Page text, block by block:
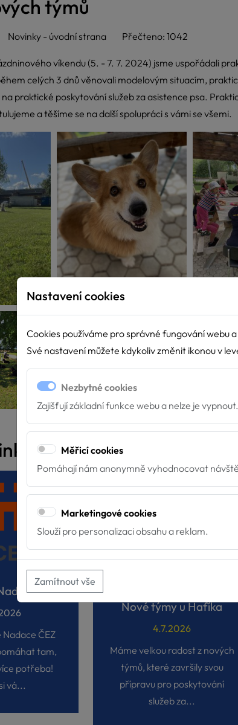
týmů
Novinky - úvodní strana Přečteno: 1042
víkendu (5. - 7. 7. 2024) jsme uspořádali
celých 3 dnů věnovali modelovým situacím,
praktické poskytování služeb za asistence psa.
a těšíme se na další spolupráci s vámi se všemi.
ČEZ
ČEZ
tam,
potřeba!
vá...
Nové týmy u Hafíka
4.7.2026
Máme velkou radost z nových
týmů, které završily svou
přípravu pro poskytování
služeb za...
Nastavení cookies
Cookies používáme pro správné fungování
Své nastavení můžete kdykoliv změnit ikonou v
Nezbytné cookies
Zajišťují základní funkce webu a nelze je vypnout.
Měřicí cookies
Pomáhají nám anonymně vyhodnocovat
Marketingové cookies
Slouží pro personalizaci obsahu a reklam.
Zamítnout vše